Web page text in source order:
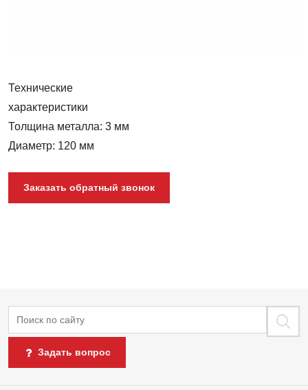
Технические
характеристики
Толщина металла: 3 мм
Диаметр: 120 мм
Заказать обратный звонок
Поиск
Задать вопрос